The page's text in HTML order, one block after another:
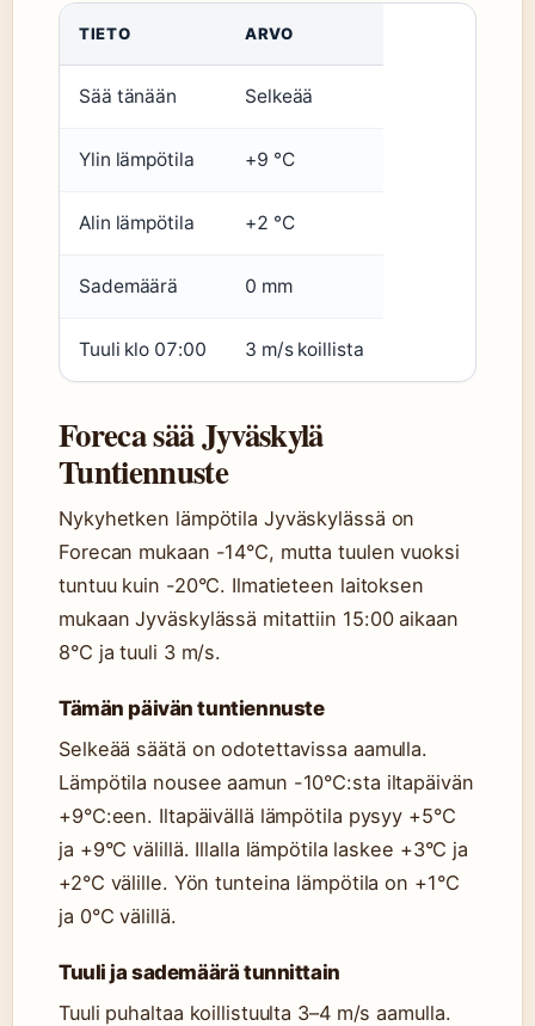
TIETO ARVO
Sää tänään Selkeää
Ylin lämpötila +9 °C
Alin lämpötila +2 °C
Sademäärä 0 mm
Tuuli klo 07:00 3 m/s koillista
Foreca sää Jyväskylä
Tuntiennuste
Nykyhetken lämpötila Jyväskylässä on
Forecan mukaan -14°C, mutta tuulen vuoksi
tuntuu kuin -20°C. Ilmatieteen laitoksen
mukaan Jyväskylässä mitattiin 15:00 aikaan
8°C ja tuuli 3 m/s.
Tämän päivän tuntiennuste
Selkeää säätä on odotettavissa aamulla.
Lämpötila nousee aamun -10°C:sta iltapäivän
+9°C:een. Iltapäivällä lämpötila pysyy +5°C
ja +9°C välillä. Illalla lämpötila laskee +3°C ja
+2°C välille. Yön tunteina lämpötila on +1°C
ja 0°C välillä.
Tuuli ja sademäärä tunnittain
Tuuli puhaltaa koillistuulta 3–4 m/s aamulla.